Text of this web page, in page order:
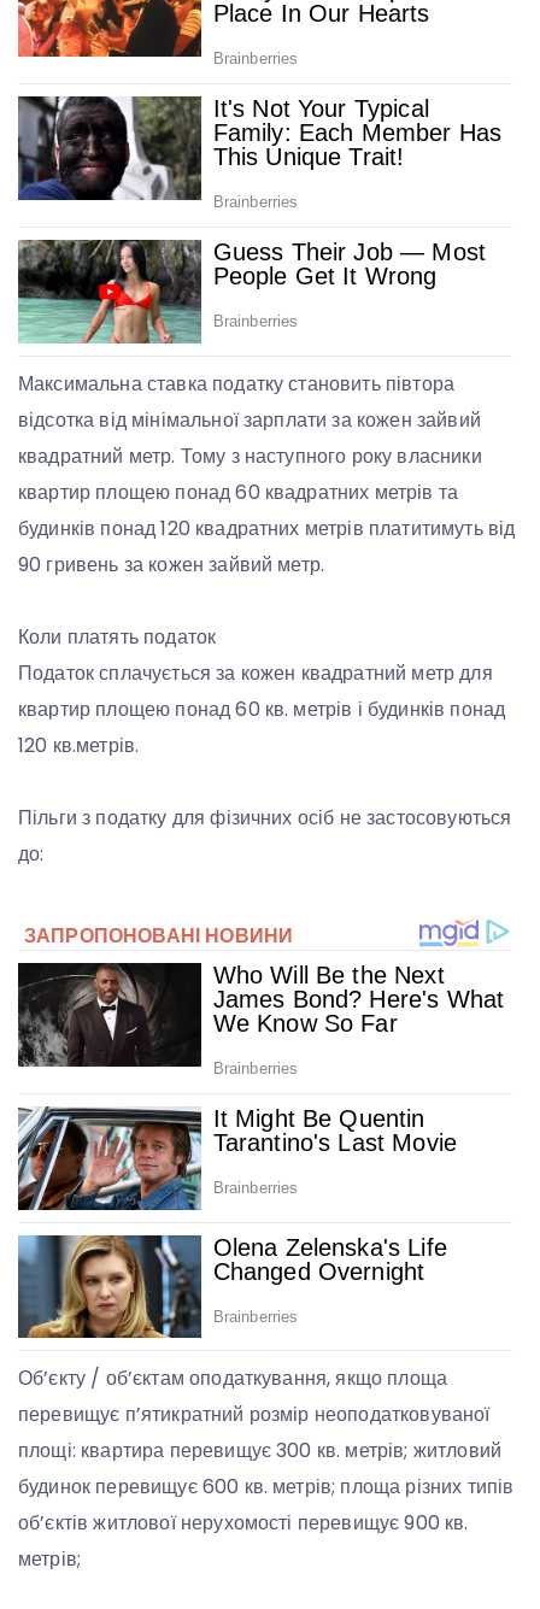
Максимальна ставка податку становить півтора
відсотка від мінімальної зарплати за кожен зайвий
квадратний метр. Тому з наступного року власники
квартир площею понад 60 квадратних метрів та
будинків понад 120 квадратних метрів платитимуть від
90 гривень за кожен зайвий метр.
Коли платять податок
Податок сплачується за кожен квадратний метр для
квартир площею понад 60 кв. метрів і будинків понад
120 кв.метрів.
Пільги з податку для фізичних осіб не застосовуються
до:
Об’єкту / об’єктам оподаткування, якщо площа
перевищує п’ятикратний розмір неоподатковуваної
площі: квартира перевищує 300 кв. метрів; житловий
будинок перевищує 600 кв. метрів; площа різних типів
об’єктів житлової нерухомості перевищує 900 кв.
метрів;